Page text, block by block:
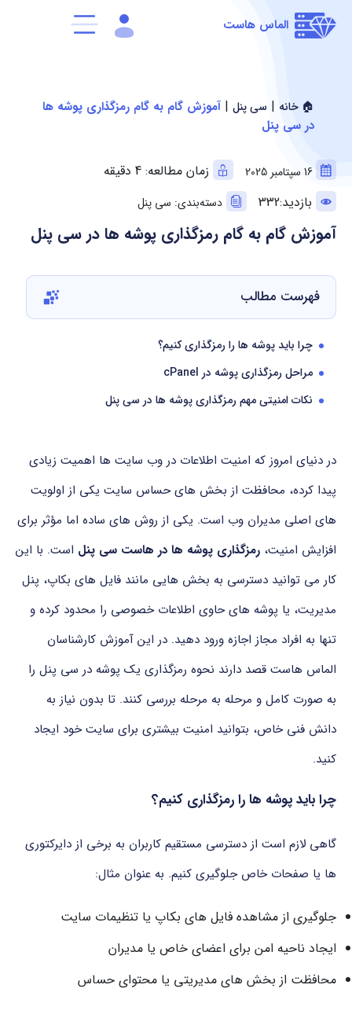
الماس هاست
🏠 خانه | سی پنل | آموزش گام به گام رمزگذاری پوشه ها
در سی پنل
16 سپتامبر 2025
زمان مطالعه: 4 دقیقه
بازدید:332
دسته‌بندی: سی پنل
آموزش گام به گام رمزگذاری پوشه ها در سی پنل
فهرست مطالب
چرا باید پوشه ها را رمزگذاری کنیم؟
مراحل رمزگذاری پوشه در cPanel
نکات امنیتی مهم رمزگذاری پوشه ها در سی پنل
در دنیای امروز که امنیت اطلاعات در وب سایت ها اهمیت زیادی
پیدا کرده، محافظت از بخش هایحساس سایت یکی از اولویت
های اصلی مدیران وب است. یکی از روش های ساده اما مؤثر برای
افزایش امنیت، رمزگذاری پوشه ها در هاست سی پنل است. با این
کار می توانید دسترسی به بخش هایی مانند فایل های بکاپ، پنل
مدیریت، یا پوشه هایحاوی اطلاعاتخصوصی را محدود کرده و
تنها به افراد مجاز اجازه ورود دهید. در این آموزش کارشناسان
الماس هاست قصد دارند نحوه رمزگذاری یک پوشه در سی پنل را
به صورت کامل و مرحله به مرحله بررسی کنند. تا بدون نیاز به
دانش فنیخاص، بتوانید امنیت بیشتری برای سایتخود ایجاد
کنید.
چرا باید پوشه ها را رمزگذاری کنیم؟
گاهی لازم است از دسترسی مستقیم کاربران به برخی از دایرکتوری
ها یا صفحات خاص جلوگیری کنیم. به عنوان مثال:
جلوگیری از مشاهده فایل های بکاپ یا تنظیمات سایت
ایجاد ناحیه امن برای اعضای خاص یا مدیران
محافظت از بخش های مدیریتی یا محتوای حساس